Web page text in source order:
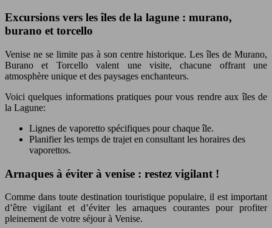
Excursions vers les îles de la lagune : murano,
burano et torcello
Venise ne se limite pas à son centre historique. Les îles de Murano,
Burano et Torcello valent une visite, chacune offrant une
atmosphère unique et des paysages enchanteurs.
Voici quelques informations pratiques pour vous rendre aux îles de
la Lagune:
Lignes de vaporetto spécifiques pour chaque île.
Planifier les temps de trajet en consultant les horaires des
vaporettos.
Arnaques à éviter à venise : restez vigilant !
Comme dans toute destination touristique populaire, il est important
d’être vigilant et d’éviter les arnaques courantes pour profiter
pleinement de votre séjour à Venise.